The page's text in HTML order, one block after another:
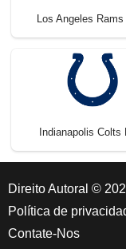
Los Angeles
Indianapolis Colts
Direito Autoral ©
Política de
Contate-Nos